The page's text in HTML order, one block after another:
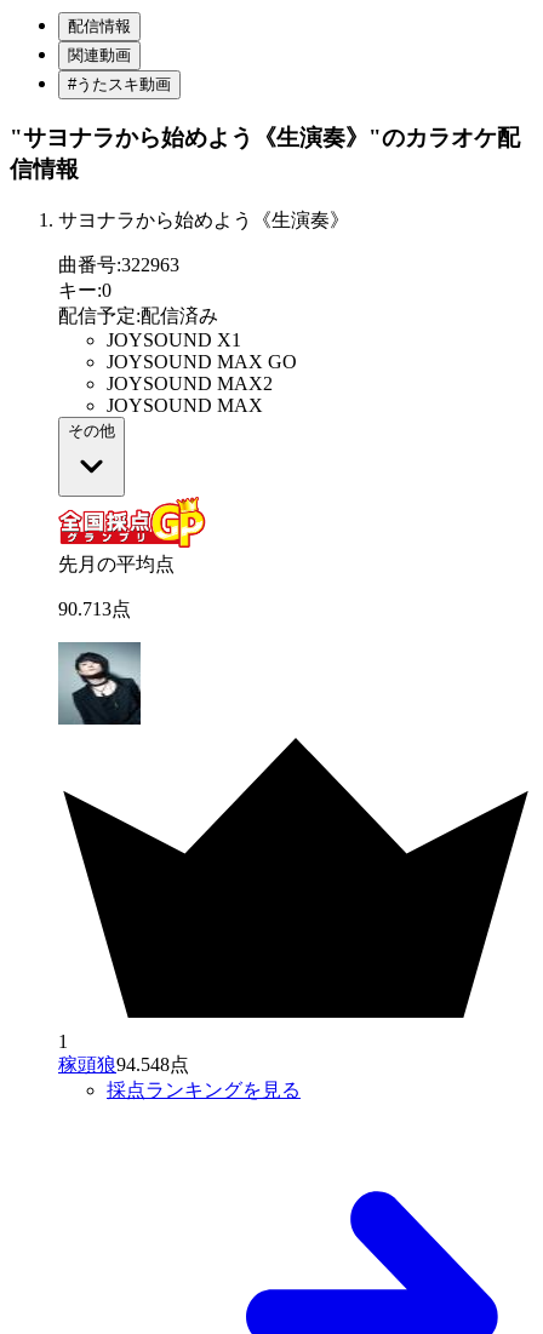
配信情報
関連動画
#うたスキ動画
"サヨナラから始めよう《生演奏》"のカラオケ配
信情報
サヨナラから始めよう《生演奏》
曲番号:322963
キー:0
配信予定:配信済み
JOYSOUND X1
JOYSOUND MAX GO
JOYSOUND MAX2
JOYSOUND MAX
その他
先月の平均点
90.713点
1
稼頭狼94.548点
採点ランキングを見る